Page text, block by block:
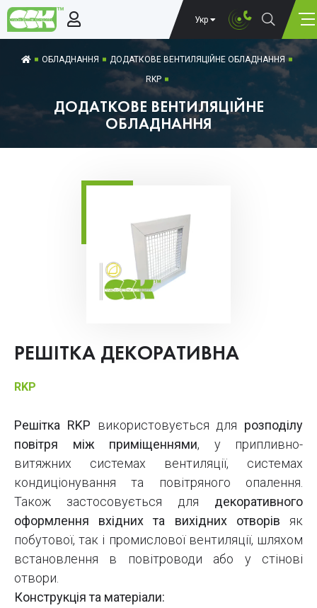
Укр
ОБЛАДНАННЯ
ДОДАТКОВЕ ВЕНТИЛЯЦІЙНЕ ОБЛАДНАННЯ
RKP
ДОДАТКОВЕ ВЕНТИЛЯЦІЙНЕ
ОБЛАДНАННЯ
РЕШІТКА ДЕКОРАТИВНА
RKP
Решітка RKP використовується для розподілу
повітря між приміщеннями, у припливно-
витяжних системах вентиляції, системах
кондиціонування та повітряного опалення.
Також застосовується для декоративного
оформлення вхідних та вихідних отворів як
побутової, так і промислової вентиляції, шляхом
встановлення в повітроводи або у стінові
отвори.
Конструкція та матеріали: